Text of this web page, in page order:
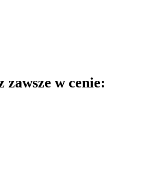
zawsze w cenie: